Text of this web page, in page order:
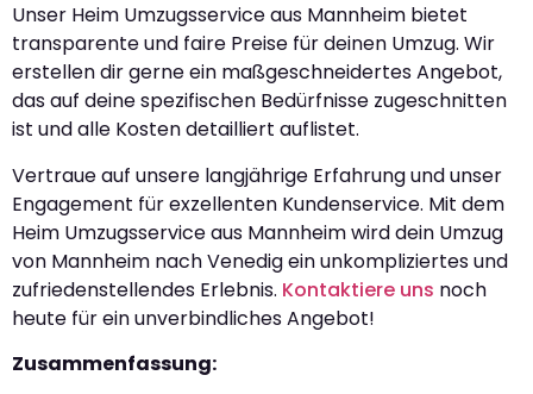
Unser Heim Umzugsservice aus Mannheim bietet
transparente und faire Preise für deinen Umzug. Wir
erstellen dir gerne ein maßgeschneidertes Angebot,
das auf deine spezifischen Bedürfnisse zugeschnitten
ist und alle Kosten detailliert auflistet.
Vertraue auf unsere langjährige Erfahrung und unser
Engagement für exzellenten Kundenservice. Mit dem
Heim Umzugsservice aus Mannheim wird dein Umzug
von Mannheim nach Venedig ein unkompliziertes und
zufriedenstellendes Erlebnis. Kontaktiere uns noch
heute für ein unverbindliches Angebot!
Zusammenfassung: